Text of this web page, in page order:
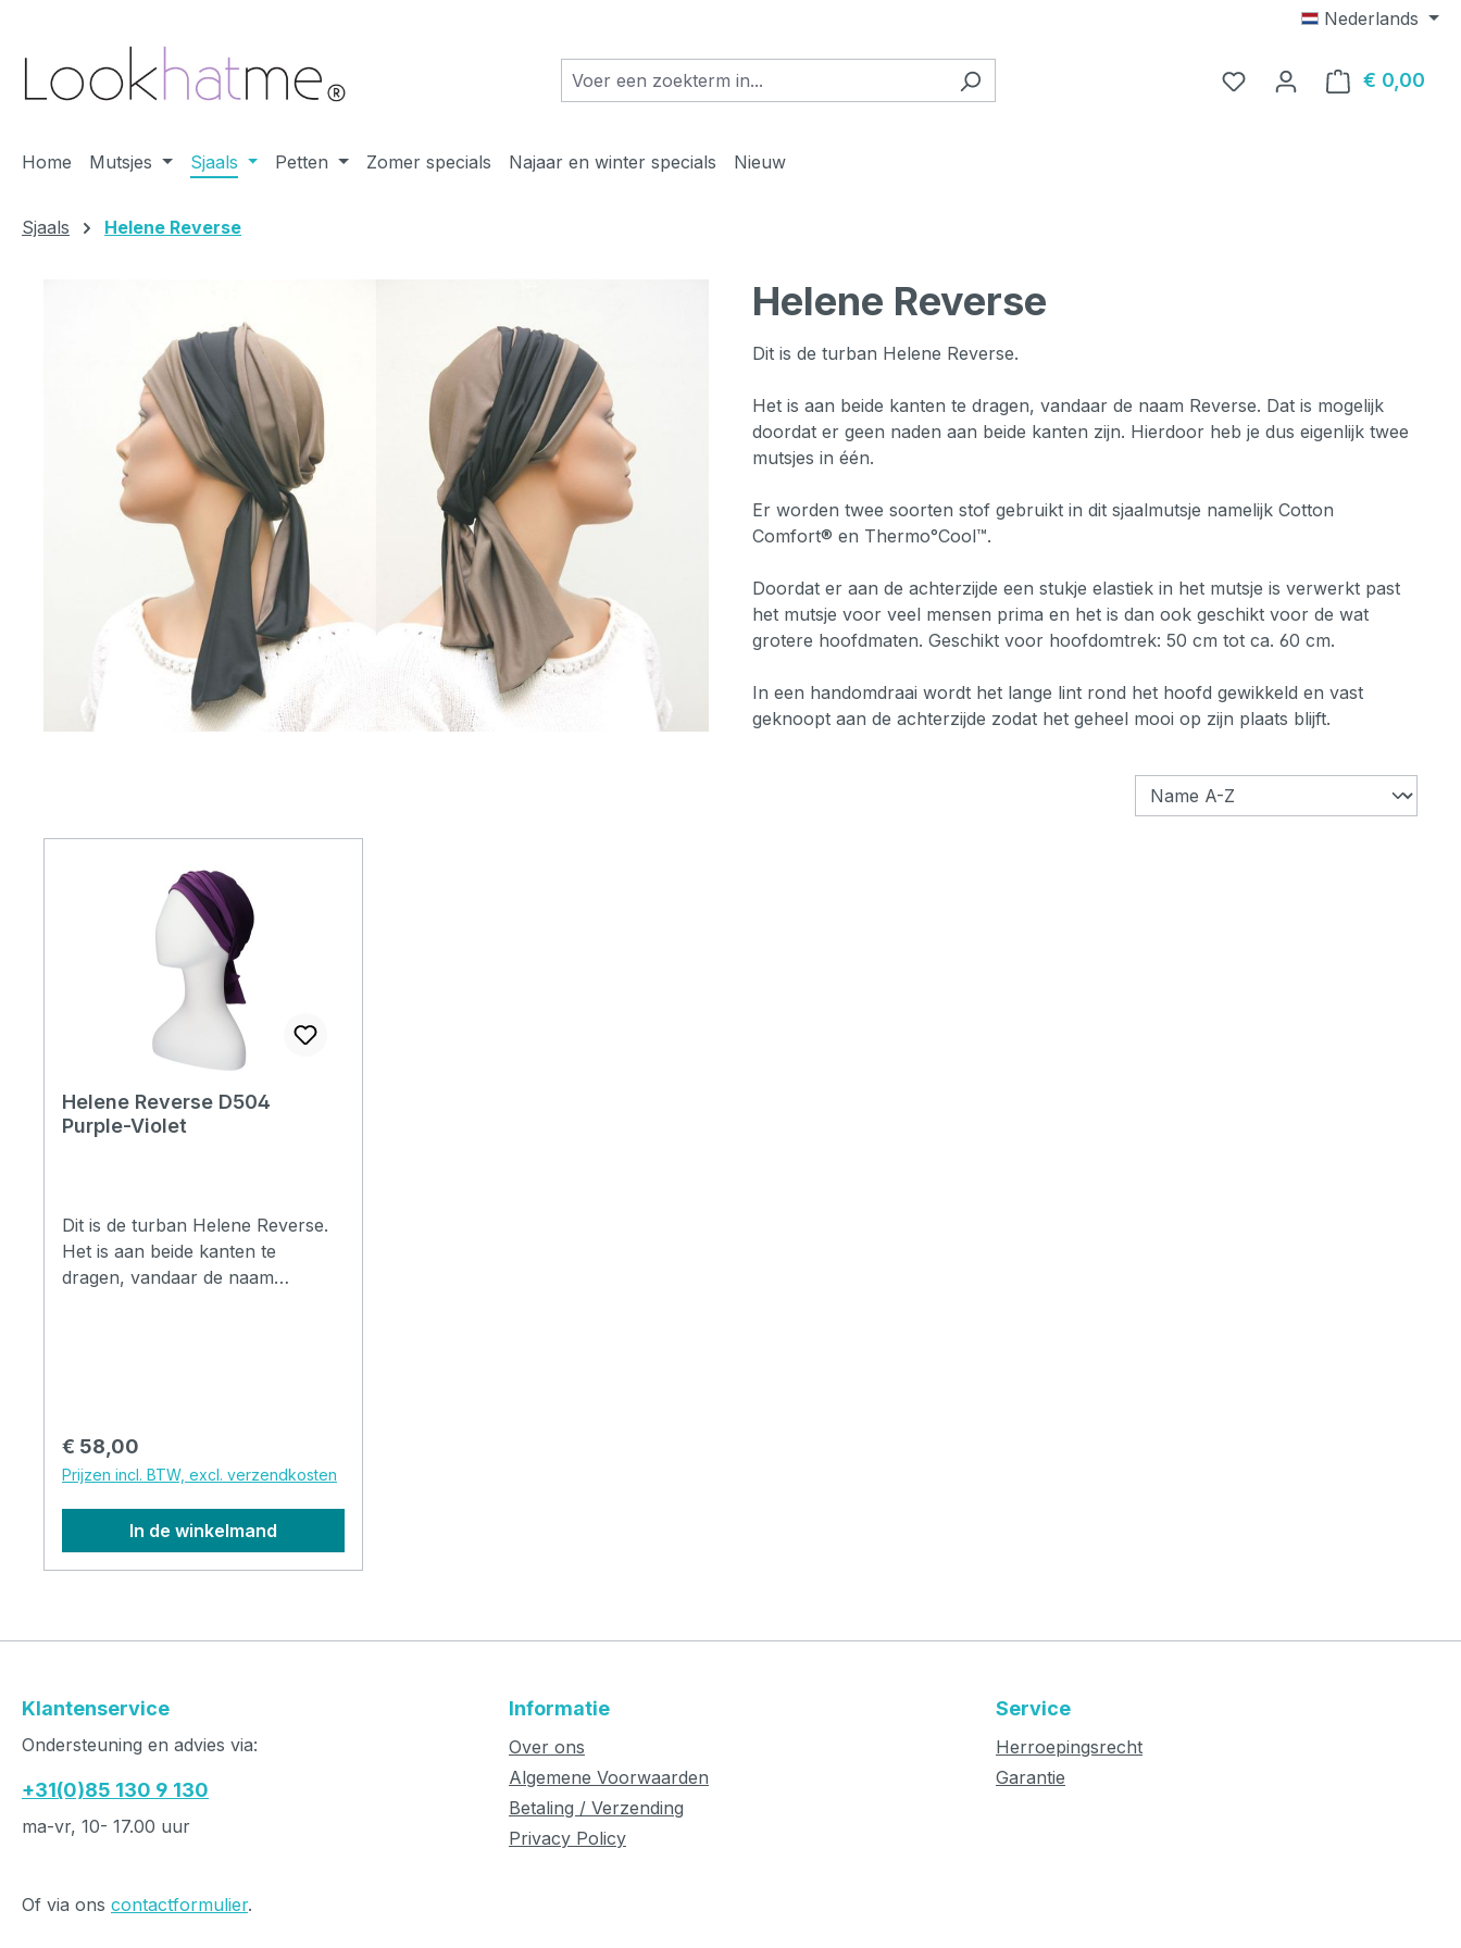
Nederlands
Je hebt 0 items op je
€ 0,00
Home Mutsjes Sjaals Petten Zomer specials Najaar en winter specials Nieuw
Sjaals Helene Reverse
Helene Reverse
Dit is de turban Helene Reverse.
Het is aan beide kanten te dragen, vandaar de naam Reverse. Dat is mogelijk
doordat er geen naden aan beide kanten zijn. Hierdoor heb je dus eigenlijk twee
mutsjes in één.
Er worden twee soorten stof gebruikt in dit sjaalmutsje namelijk Cotton
Comfort® en Thermo°Cool™.
Doordat er aan de achterzijde een stukje elastiek in het mutsje is verwerkt past
het mutsje voor veel mensen prima en het is dan ook geschikt voor de wat
grotere hoofdmaten. Geschikt voor hoofdomtrek: 50 cm tot ca. 60 cm.
In een handomdraai wordt het lange lint rond het hoofd gewikkeld en vast
geknoopt aan de achterzijde zodat het geheel mooi op zijn plaats blijft.
Helene Reverse D504
Purple-Violet
Dit is de turban Helene Reverse.
Het is aan beide kanten te
dragen, vandaar de naam
sjaalmutsje namelijk Cotton
Comfort® en Thermo°Cool™.
Doordat er aan de achterzijde een
stukje elastiek in het mutsje is
verwerkt past het mutsje voor
veel mensen prima en het is dan
hoofdomtrek: 50 cm tot ca. 60
uitstraling dat zich goed laat
combineren met allerlei outfits;
casual, chic, sportief…
Normale prijs:
€ 58,00
Prijzen incl. BTW, excl. verzendkosten
In de winkelmand
Klantenservice
Ondersteuning en advies via:
+31(0)85 130 9 130
ma-vr, 10- 17.00 uur
Of via ons contactformulier.
Informatie
Over ons
Algemene Voorwaarden
Betaling / Verzending
Privacy Policy
Service
Herroepingsrecht
Garantie